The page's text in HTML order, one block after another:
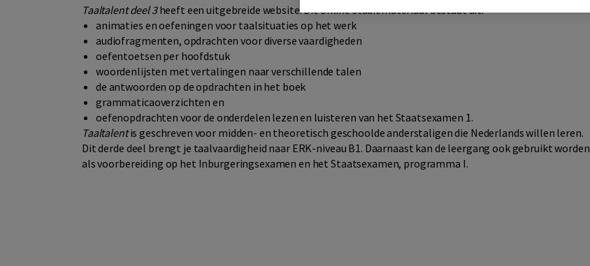
Taaltalent deel 3heeft een uitgebreide website. Dit online studiemateriaal bestaat uit:
animaties en oefeningen voor taalsituaties op het werk
audiofragmenten, opdrachten voor diverse vaardigheden
oefentoetsen per hoofdstuk
woordenlijsten met vertalingen naar verschillende talen
de antwoorden op de opdrachten in het boek
grammaticaoverzichten en
oefenopdrachten voor de onderdelen lezen en luisteren van het Staatsexamen 1.
Taaltalentis geschreven voor midden- en theoretisch geschoolde anderstaligen die Nederlands willen leren.
Dit derde deel brengt je taalvaardigheid naar ERK-niveau B1. Daarnaast kan de leergang ook gebruikt worden
als voorbereiding op het Inburgeringsexamen en het Staatsexamen, programma I.